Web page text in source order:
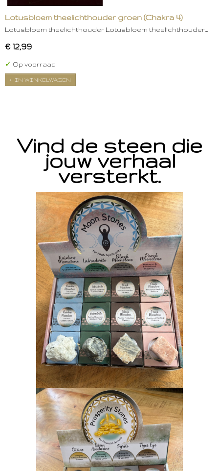
Lotusbloem theelichthouder groen (Chakra 4)
Lotusbloem theelichthouder Lotusbloem theelichthouder…
€ 12,99
✓ Op voorraad
IN WINKELWAGEN
Vind de steen die
jouw verhaal
versterkt.